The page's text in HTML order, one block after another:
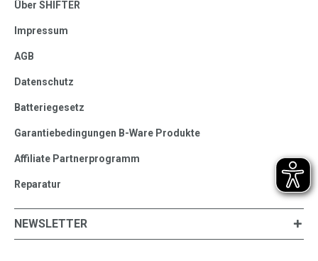
Über SHIFTER
Impressum
AGB
Datenschutz
Batteriegesetz
Garantiebedingungen B-Ware Produkte
Affiliate Partnerprogramm
Reparatur
NEWSLETTER